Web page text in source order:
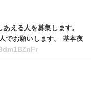
える人を募集します。
でお願いします。 基本夜